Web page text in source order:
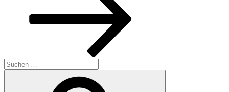
Suchen
nach: